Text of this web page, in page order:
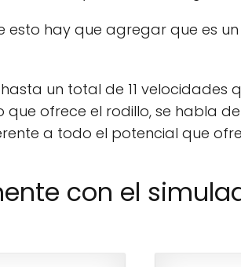
esto hay que agregar que es un
un total de 11 velocidades
que ofrece el rodillo, se habla
a todo el potencial que
con el